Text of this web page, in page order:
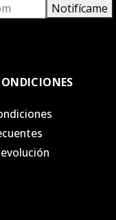
Notifícame